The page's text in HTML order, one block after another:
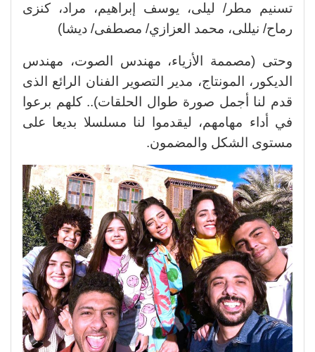
تسنيم مطر/ ليلى، يوسف إبراهيم، مراد، كنزى
رماح/ نيللى، محمد العزازي/ مصطفى/ ديشا)
وحتى (مصممة الأزياء، مهندس الصوت، مهندس
الديكور، المونتاج، مدير التصوير الفنان الرائع الذى
قدم لنا أجمل صورة طوال الحلقات).. كلهم برعوا
في أداء مهامهم، ليقدموا لنا مسلسلا بديعا على
مستوى الشكل والمضمون.